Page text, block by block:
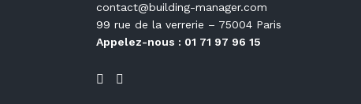
contact@building-manager.com
99 rue de la verrerie – 75004 Paris
Appelez-nous : 01 71 97 96 15